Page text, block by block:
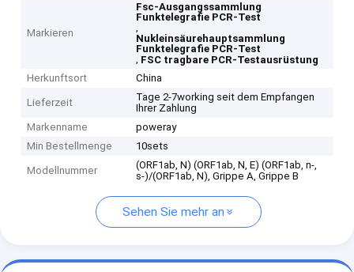
Markieren
Fsc-Ausgangssammlung
Funktelegrafie PCR-Test
,
Nukleinsäurehauptsammlung
Funktelegrafie PCR-Test
, FSC tragbare PCR-Testausrüstung
Herkunftsort
China
Lieferzeit
Tage 2-7working seit dem Empfangen
Ihrer Zahlung
Markenname
poweray
Min Bestellmenge
10sets
Modellnummer
(ORF1ab, N) (ORF1ab, N, E) (ORF1ab, n-,
s-)/(ORF1ab, N), Grippe A, Grippe B
Sehen Sie mehr an